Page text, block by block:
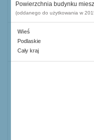
Powierzchnia budynku
(oddanego do użytkowania w
Wieś
Podlaskie
Cały kraj